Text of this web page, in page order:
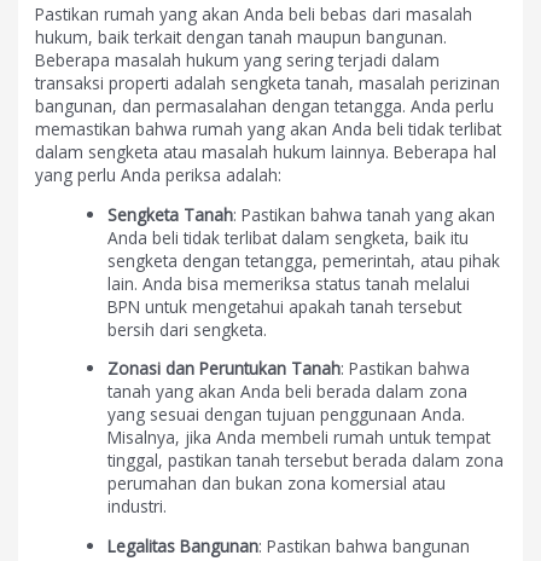
Pastikan rumah yang akan Anda beli bebas dari masalah
hukum, baik terkait dengan tanah maupun bangunan.
Beberapa masalah hukum yang sering terjadi dalam
transaksi properti adalah sengketa tanah, masalah perizinan
bangunan, dan permasalahan dengan tetangga. Anda perlu
memastikan bahwa rumah yang akan Anda beli tidak terlibat
dalam sengketa atau masalah hukum lainnya. Beberapa hal
yang perlu Anda periksa adalah:
Sengketa Tanah: Pastikan bahwa tanah yang akan
Anda beli tidak terlibat dalam sengketa, baik itu
sengketa dengan tetangga, pemerintah, atau pihak
lain. Anda bisa memeriksa status tanah melalui
BPN untuk mengetahui apakah tanah tersebut
bersih dari sengketa.
Zonasi dan Peruntukan Tanah: Pastikan bahwa
tanah yang akan Anda beli berada dalam zona
yang sesuai dengan tujuan penggunaan Anda.
Misalnya, jika Anda membeli rumah untuk tempat
tinggal, pastikan tanah tersebut berada dalam zona
perumahan dan bukan zona komersial atau
industri.
Legalitas Bangunan: Pastikan bahwa bangunan